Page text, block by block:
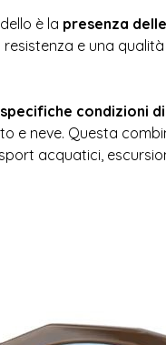
è la presenza
e una
condizioni
e neve. Questa
acquatici,